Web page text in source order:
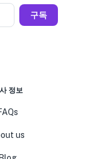
구독
정보
us